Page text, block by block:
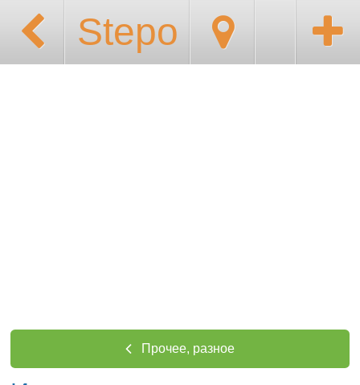
Stepo
Прочее, разное